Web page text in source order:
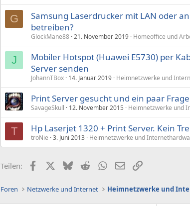
G
Samsung Laserdrucker mit LAN oder an
betreiben?
GlockMane88 21. November 2019 Homeoffice und
J
Mobiler Hotspot (Huawei E5730) per
Server senden
JohannTBox 14. Januar 2019 Heimnetzwerke und
Print Server gesucht und ein paar
SavageSkull 12. November 2015 Heimnetzwerke und
T Hp Laserjet 1320 + Print Server. Kein
troNie 3. Juni 2013 Heimnetzwerke und
Teilen: FacebookX (Twitter)
BlueskyRedditWhatsApp
E-MailLink
Foren Netzwerke und Internet Heimnetzwerke und